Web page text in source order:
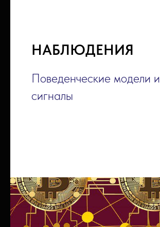
НАБЛЮДЕНИЯ
Поведенческие модели и
сигналы